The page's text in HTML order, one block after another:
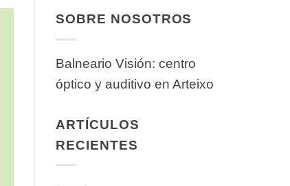
SOBRE NOSOTROS
Balneario Visión: centro
óptico y auditivo en Arteixo
ARTÍCULOS
RECIENTES